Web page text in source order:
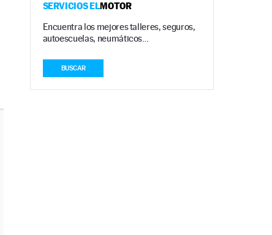
SERVICIOS ELMOTOR
Encuentra los mejores talleres, seguros,
autoescuelas, neumáticos…
BUSCAR